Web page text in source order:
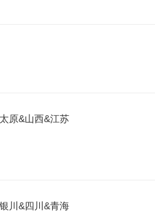
原&山西&江苏
川&四川&青海